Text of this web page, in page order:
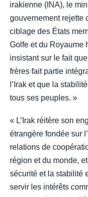
irakienne (INA), le
gouvernement rejette
ciblage des États
Golfe et du Royaume
insistant sur le fait
frères fait partie
l’Irak et que la
tous ses peuples. »
« L’Irak réitère son
étrangère fondée sur
relations de
région et du monde,
sécurité et la stabilité
servir les intérêts